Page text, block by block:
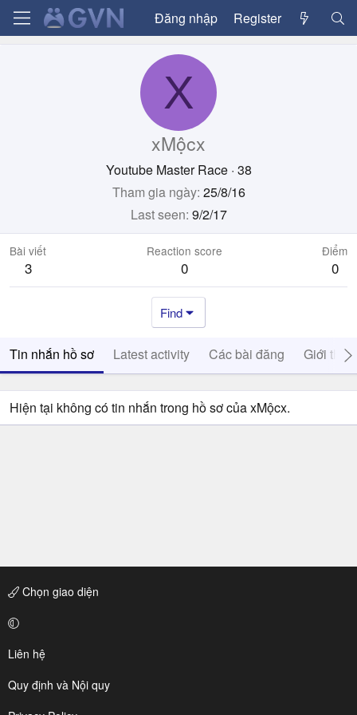
Đăng nhập Register
X
xMộcx
Youtube Master Race · 38
Tham gia ngày 25/8/16
Last seen 9/2/17
Bài viết
3
Reaction score
0
Điểm
0
Find
Tin nhắn hồ sơ Latest activity Các bài đăng Giới thiệu
Hiện tại không có tin nhắn trong hồ sơ của xMộcx.
Chọn giao diện
Liên hệ
Quy định và Nội quy